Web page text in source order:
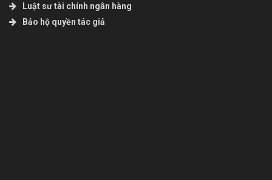
Luật sư tài chính ngân hàng
Bảo hộ quyền tác giả